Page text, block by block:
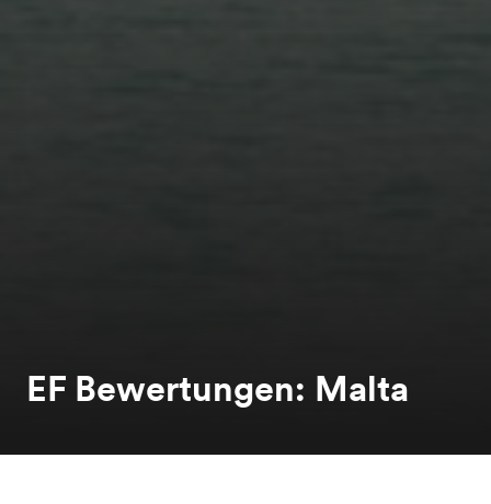
EF Bewertungen: Malta